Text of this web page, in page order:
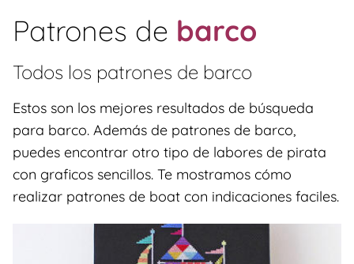
Patrones de barco
Todos los patrones de barco
Estos son los mejores resultados de búsqueda
para barco. Además de patrones de barco,
puedes encontrar otro tipo de labores de pirata
con graficos sencillos. Te mostramos cómo
realizar patrones de boat con indicaciones faciles.